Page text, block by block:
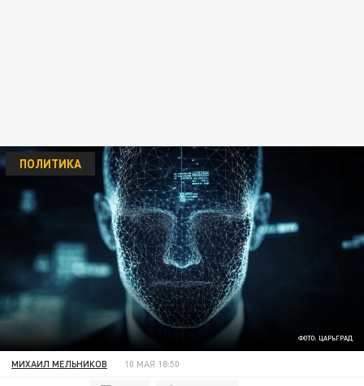
ФОТО: ЦАРЬГРАД
ПОЛИТИКА
МИХАИЛ МЕЛЬНИКОВ 10 МАЯ 18:50